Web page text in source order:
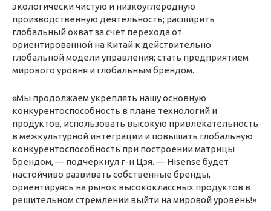
экологически чистую и низкоуглеродную
производственную деятельность; расширить
глобальный охват за счет перехода от
ориентированной на Китай к действительно
глобальной модели управления; стать предприятием
мирового уровня и глобальным брендом.
«Мы продолжаем укреплять нашу основную
конкурентоспособность в плане технологий и
продуктов, использовать высокую привлекательность
в межкультурной интеграции и повышать глобальную
конкурентоспособность при построении матрицы
брендом, — подчеркнул г-н Цзя. — Hisense будет
настойчиво развивать собственные бренды,
ориентируясь на рынок высококлассных продуктов в
решительном стремлении выйти на мировой уровень!»